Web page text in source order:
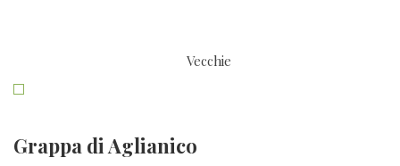
Grappa di Aglianico